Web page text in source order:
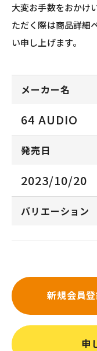
大変お手数をおかけ
ただく際は商品詳細
い申し上げます。
メーカー名
64 AUDIO
発売日
2023/10/20
バリエーション
新規会員
申